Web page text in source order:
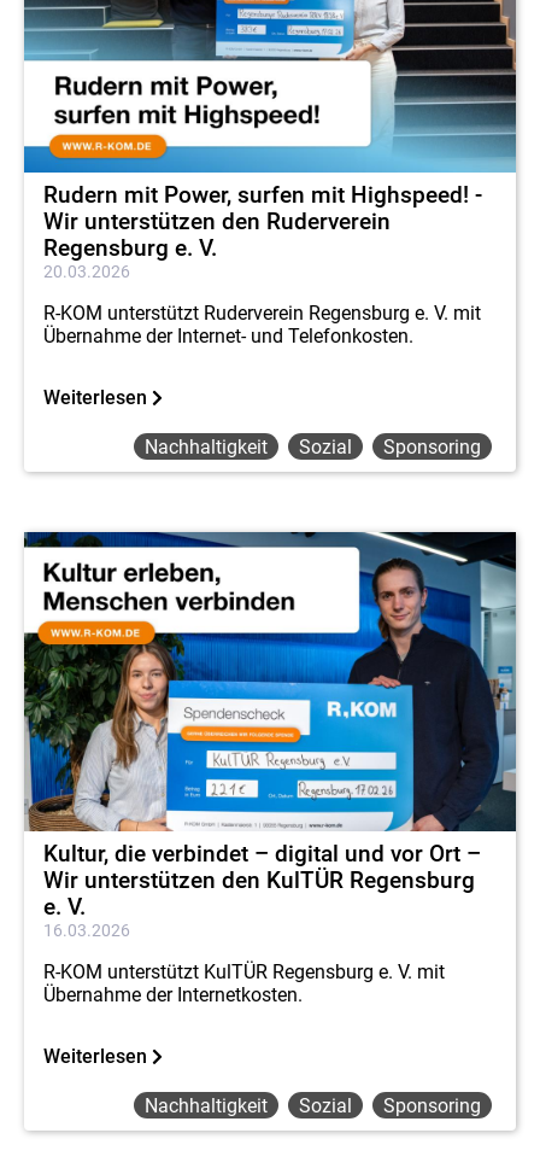
Rudern mit Power, surfen mit Highspeed! -
Wir unterstützen den Ruderverein
Regensburg e. V.
20.03.2026
R-KOM unterstützt Ruderverein Regensburg e. V. mit
Übernahme der Internet- und Telefonkosten.
Weiterlesen
Nachhaltigkeit Sozial Sponsoring
Kultur, die verbindet – digital und vor Ort –
Wir unterstützen den KulTÜR Regensburg
e. V.
16.03.2026
R-KOM unterstützt KulTÜR Regensburg e. V. mit
Übernahme der Internetkosten.
Weiterlesen
Nachhaltigkeit Sozial Sponsoring